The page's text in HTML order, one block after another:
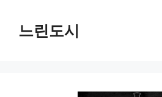
느린도시